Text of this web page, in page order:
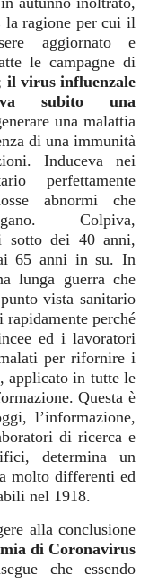
la ragione per cui il
aggiornato e
le campagne di
il virus influenzale
subito una
una malattia
di una immunità
Induceva nei
perfettamente
abnormi che
Colpiva,
sotto dei 40 anni,
65 anni in su. In
lunga guerra che
vista sanitario
perché
ed i lavoratori
per rifornire i
applicato in tutte le
Questa è
l’informazione,
di ricerca e
determina un
molto differenti ed
nel 1918.
alla conclusione
di Coronavirus
che essendo